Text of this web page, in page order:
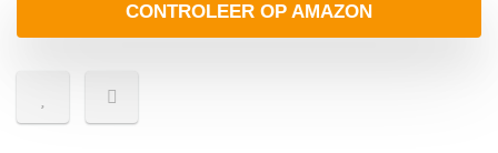
CONTROLEER OP AMAZON